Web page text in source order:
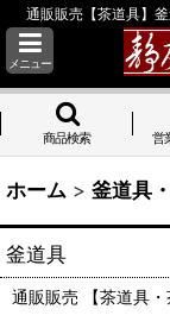
通販販売【茶道具】
メニュー
商品検索 営
ホーム > 釜道具
釜道具
通販販売 【茶道具